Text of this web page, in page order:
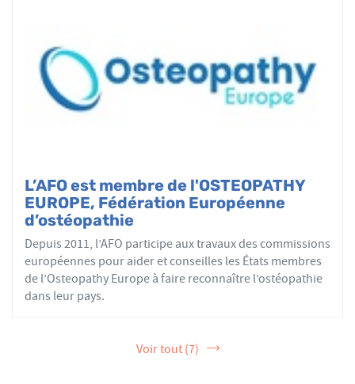
L’AFO est membre de l'OSTEOPATHY
EUROPE, Fédération Européenne
d’ostéopathie
Depuis 2011, l’AFO participe aux travaux des commissions
européennes pour aider et conseilles les États membres
de l’Osteopathy Europe à faire reconnaître l’ostéopathie
dans leur pays.
Voir tout (7)